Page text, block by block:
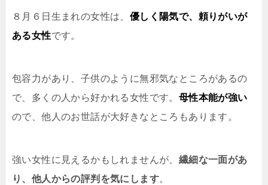
８月６日生まれの女性は、 優しく陽気で、頼りがいが
ある女性です。
包容力があり、子供のように無邪気なところがあるの
で、多くの人から好かれる女性です。 母性本能が強い
ので、他人のお世話が大好きなところもあります。
強い女性に見えるかもしれませんが、 繊細な一面があ
り、他人からの評判を気にします。